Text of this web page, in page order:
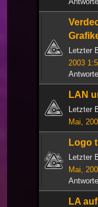
Letzter
2003
LAN
Letzter
Mai,
Logo
Letzter
Mai,
LA